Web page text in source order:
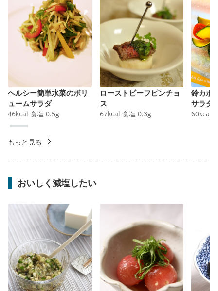
ヘルシー簡単水菜のボリ
ュームサラダ
46kcal 食塩 0.5g
ローストビーフピンチョ
ス
67kcal 食塩 0.3g
鈴カボ
サラダ
60kcal
もっと見る
おいしく減塩したい